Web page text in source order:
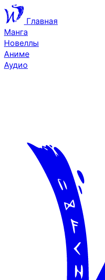
Главная
Манга
Новеллы
Аниме
Аудио